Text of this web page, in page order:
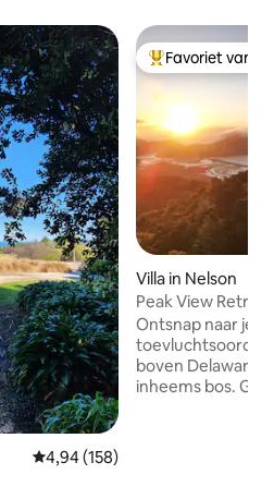
Gemiddelde beoordeling van
4,94 (158)
Topfavoriet van
Favoriet van
Villa in Nelson
Peak View
Nelson
Ontsnap naar je
toevluchtsoord
boven Delaware
inheems bos. Geniet onder de sterren in